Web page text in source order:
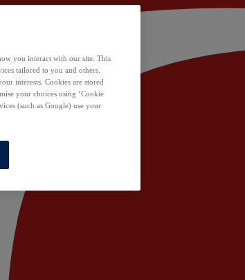
you interact with our site. This
tailored to you and others.
interests. Cookies are stored
your choices using ‘Cookie
(such as Google) use your